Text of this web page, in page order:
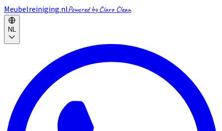
Meubelreiniging.nlPowered by Claro Clean
NL